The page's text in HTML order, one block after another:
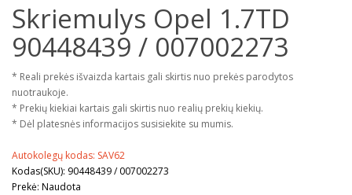
Skriemulys Opel 1.7TD
90448439 / 007002273
* Reali prekės išvaizda kartais gali skirtis nuo prekės parodytos
nuotraukoje.
* Prekių kiekiai kartais gali skirtis nuo realių prekių kiekių.
* Dėl platesnės informacijos susisiekite su mumis.
Autokolegų kodas: SAV62
Kodas(SKU): 90448439 / 007002273
Prekė: Naudota